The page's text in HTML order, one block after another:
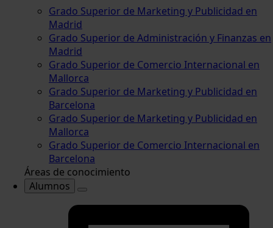
Grado Superior de Marketing y Publicidad en
Madrid
Grado Superior de Administración y Finanzas en
Madrid
Grado Superior de Comercio Internacional en
Mallorca
Grado Superior de Marketing y Publicidad en
Barcelona
Grado Superior de Marketing y Publicidad en
Mallorca
Grado Superior de Comercio Internacional en
Barcelona
Áreas de conocimiento
Alumnos